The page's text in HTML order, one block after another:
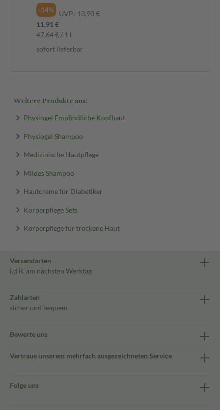
-14% UVP: 13,90 €
11,91 €
47,64 € / 1 l
sofort lieferbar
Weitere Produkte aus:
Physiogel Empfindliche Kopfhaut
Physiogel Shampoo
Medizinische Hautpflege
Mildes Shampoo
Hautcreme für Diabetiker
Körperpflege Sets
Körperpflege für trockene Haut
Versandarten
i.d.R. am nächsten Werktag
Zahlarten
sicher und bequem
Bewerte uns
Vertraue unserem mehrfach ausgezeichneten Service
Folge uns